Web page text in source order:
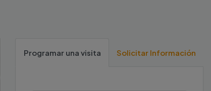
Programar una visita Solicitar Información